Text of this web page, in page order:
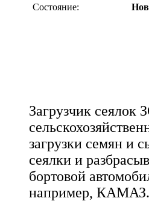
Состояние:
Загрузчик сеялок
загрузки семян и
сеялки и
бортовой
например, КАМАЗ.